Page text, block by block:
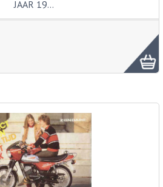
KABEL ONDERDELEN
KABEL HOEDJE
KABEL INSTEEKKIES
KABEL BRUG
KABEL SCHOENTJES
JAAR 19…